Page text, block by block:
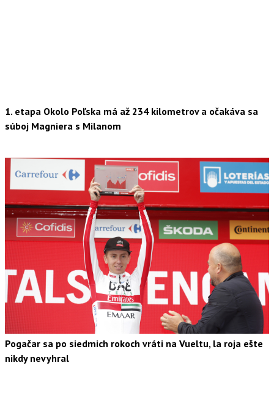
1. etapa Okolo Poľska má až 234 kilometrov a očakáva sa
súboj Magniera s Milanom
Pogačar sa po siedmich rokoch vráti na Vueltu, la roja ešte
nikdy nevyhral